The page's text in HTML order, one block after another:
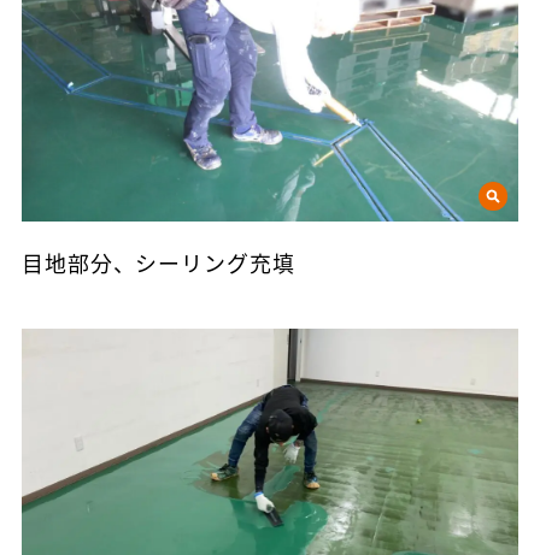
目地部分、シーリング充填